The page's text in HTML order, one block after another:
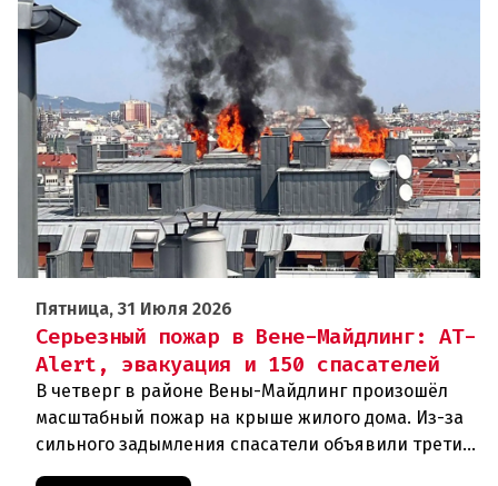
Пятница, 31 Июля 2026
Серьезный пожар в Вене-Майдлинг: AT-
Alert, эвакуация и 150 спасателей
В четверг в районе Вены-Майдлинг произошёл
масштабный пожар на крыше жилого дома. Из-за
сильного задымления спасатели объявили третий
уровень тревоги и задействовали 36 единиц